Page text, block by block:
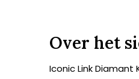
Over het
Iconic Link